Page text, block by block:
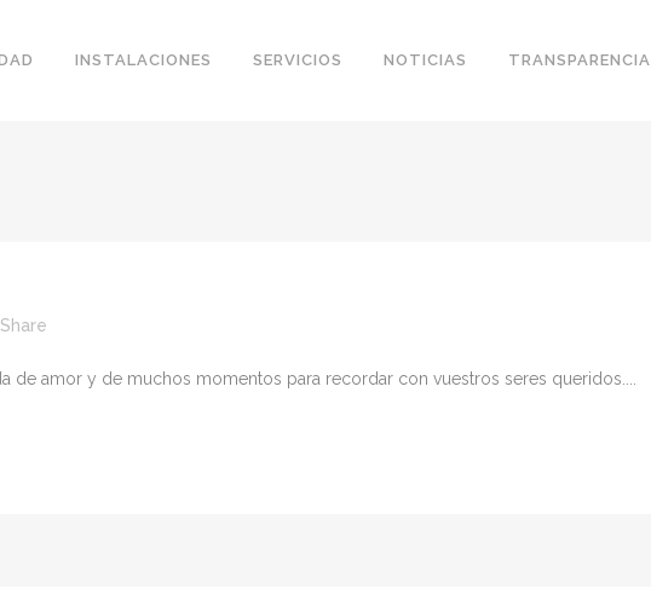
INSTALACIONES SERVICIOS NOTICIAS TRANSPARENCIA
Share
de amor y de muchos momentos para recordar con vuestros seres queridos....